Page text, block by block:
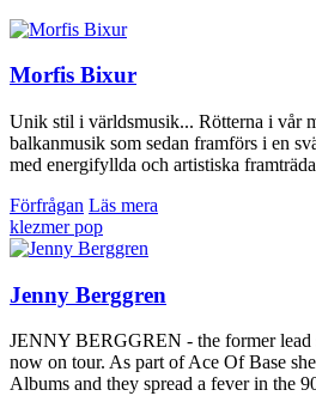
Morfis Bixur
Unik stil i världsmusik... Rötterna i vår
balkanmusik som sedan framförs i en
med energifyllda och artistiska
Förfrågan Läs mera
klezmerpop
Jenny Berggren
JENNY BERGGREN - the former
now on tour. As part of Ace Of Base
Albums and they spread a fever in the